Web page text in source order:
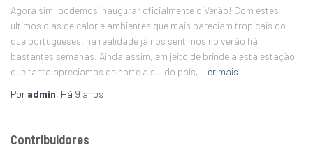
Agora sim, podemos inaugurar oficialmente o Verão! Com estes
últimos dias de calor e ambientes que mais pareciam tropicais do
que portugueses, na realidade já nos sentimos no verão há
bastantes semanas. Ainda assim, em jeito de brinde a esta estação
que tanto apreciamos de norte a sul do país, Ler mais
Por admin, Há 9 anos
Contribuidores